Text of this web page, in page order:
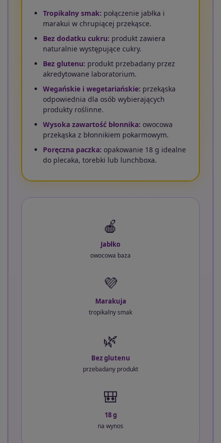
Tropikalny smak: połączenie jabłka i
marakui w chrupiącej przekąsce.
Bez dodatku cukru: produkt zawiera
naturalnie występujące cukry.
Bez glutenu: produkt przebadany przez
akredytowane laboratorium.
Wegańskie i wegetariańskie: przekąska
odpowiednia dla osób wybierających
produkty roślinne.
Wysoka zawartość błonnika: owocowa
przekąska z błonnikiem pokarmowym.
Poręczna paczka: opakowanie 18 g idealne
do plecaka, torebki lub lunchboxa.
🍎
Jabłko
owocowa baza
💜
Marakuja
tropikalny smak
🌿
Bez glutenu
przebadany produkt
🎒
18 g
na wynos